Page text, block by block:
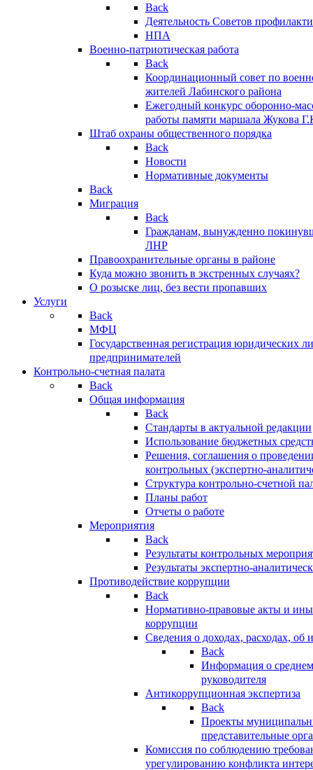
Back
Деятельность Советов
НПА
Военно-патриотическая работа
Back
Координационный совет по
жителей Лабинского района
Ежегодный конкурс оборонно-
работы памяти маршала Жукова
Штаб охраны общественного порядка
Back
Новости
Нормативные документы
Back
Миграция
Back
Гражданам, вынужденно
ЛНР
Правоохранительные органы в районе
Куда можно звонить в экстренных случаях?
О розыске лиц, без вести пропавших
Услуги
Back
МФЦ
Государственная регистрация юридических
предпринимателей
Контрольно-счетная палата
Back
Общая информация
Back
Стандарты в актуальной редакции
Использование бюджетных
Решения, соглашения о
контрольных (экспертно-
Структура контрольно-счетной
Планы работ
Отчеты о работе
Мероприятия
Back
Результаты контрольных
Результаты экспертно-
Противодействие коррупции
Back
Нормативно-правовые акты и
коррупции
Сведения о доходах, расходах, об
Back
Информация о
руководителя
Антикоррупционная экспертиза
Back
Проекты
представительные
Комиссия по соблюдению
урегулированию конфликта